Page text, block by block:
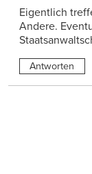
Eigentlich
Andere.
Antworten